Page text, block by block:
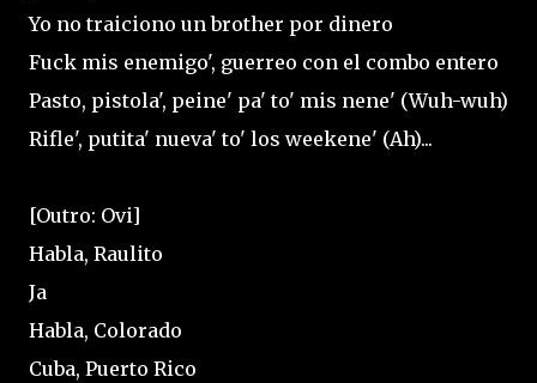
Yo no traiciono un brother por dinero
Fuck mis enemigo', guerreo con el combo entero
Pasto, pistola', peine' pa' to' mis nene' (Wuh-wuh)
Rifle', putita' nueva' to' los weekene' (Ah)...
[Outro: Ovi]
Habla, Raulito
Ja
Habla, Colorado
Cuba, Puerto Rico